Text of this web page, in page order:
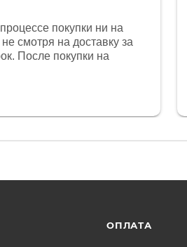
покупки ни на
смотря на доставку за
После покупки на
представители магазина
проблема была решена.
к клиенту после
ОПЛАТА